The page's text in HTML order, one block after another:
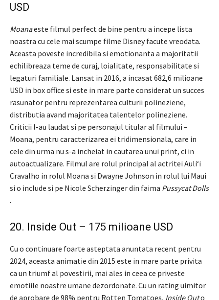
USD
Moanaeste filmul perfect de bine pentru a incepe lista
noastra cu cele mai scumpe filme Disney facute vreodata.
Aceasta poveste incredibila si emotionanta a majoritatii
echilibreaza teme de curaj, loialitate, responsabilitate si
legaturi familiale. Lansat in 2016, a incasat 682,6 milioane
USD in box office si este in mare parte considerat un succes
rasunator pentru reprezentarea culturii polineziene,
distributia avand majoritatea talentelor polineziene.
Criticii l-au laudat si pe personajul titular al filmului –
Moana, pentru caracterizarea ei tridimensionala, care in
cele din urma nu s-a incheiat in cautarea unui print, ci in
autoactualizare. Filmul are rolul principal al actritei Auliʻi
Cravalho in rolul Moana si Dwayne Johnson in rolul lui Maui
si o include si pe Nicole Scherzinger din faima Pussycat Dolls
.
20. Inside Out – 175 milioane USD
Cu o continuare foarte asteptata anuntata recent pentru
2024, aceasta animatie din 2015 este in mare parte privita
ca un triumf al povestirii, mai ales in ceea ce priveste
emotiile noastre umane dezordonate. Cu un rating uimitor
de aprobare de 98% pentru Rotten Tomatoes, Inside Outo